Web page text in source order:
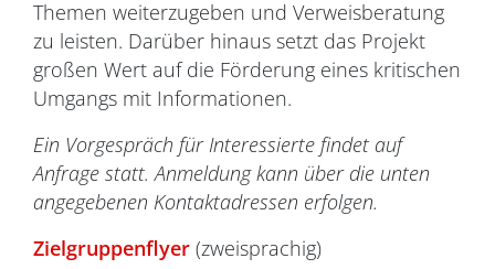
Themen weiterzugeben und Verweisberatung
zu leisten. Darüber hinaus setzt das Projekt
großen Wert auf die Förderung eines kritischen
Umgangs mit Informationen.
Ein Vorgespräch für Interessierte findet auf
Anfrage statt. Anmeldung kann über die unten
angegebenen Kontaktadressen erfolgen.
Zielgruppenflyer (zweisprachig)